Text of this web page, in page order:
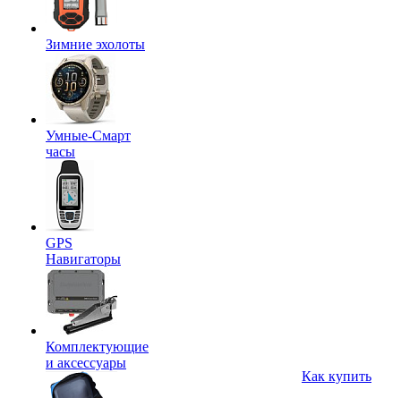
Зимние эхолоты
Умные-Смарт
часы
GPS
Навигаторы
Комплектующие
и аксессуары
Как купить